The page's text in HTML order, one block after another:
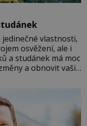
vlastnosti,
osvěžení, ale i
a studánek má moc
a obnovit vaši
do svého života